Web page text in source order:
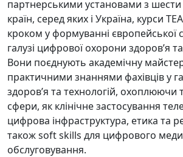
партнерськими установами з
країн, серед яких і Україна, курси
кроком у формуванні європейської
галузі цифрової охорони здоров’я
Вони поєднують академічну
практичними знаннями фахівців у
здоров’я та технологій, охоплюючи
сфери, як клінічне застосування
цифрова інфраструктура, етика та
також soft skills для цифрового
обслуговування.